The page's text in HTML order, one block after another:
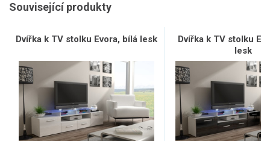
Související produkty
Dvířka k TV stolku Evora, bílá lesk
Dvířka k TV stolku
lesk